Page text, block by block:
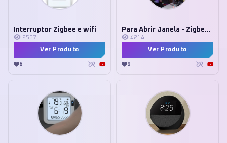
Interruptor Zigbee e wifi
2567
Ver Produto
6
Para Abrir Janela - Zigbee Tuya
4214
Ver Produto
9